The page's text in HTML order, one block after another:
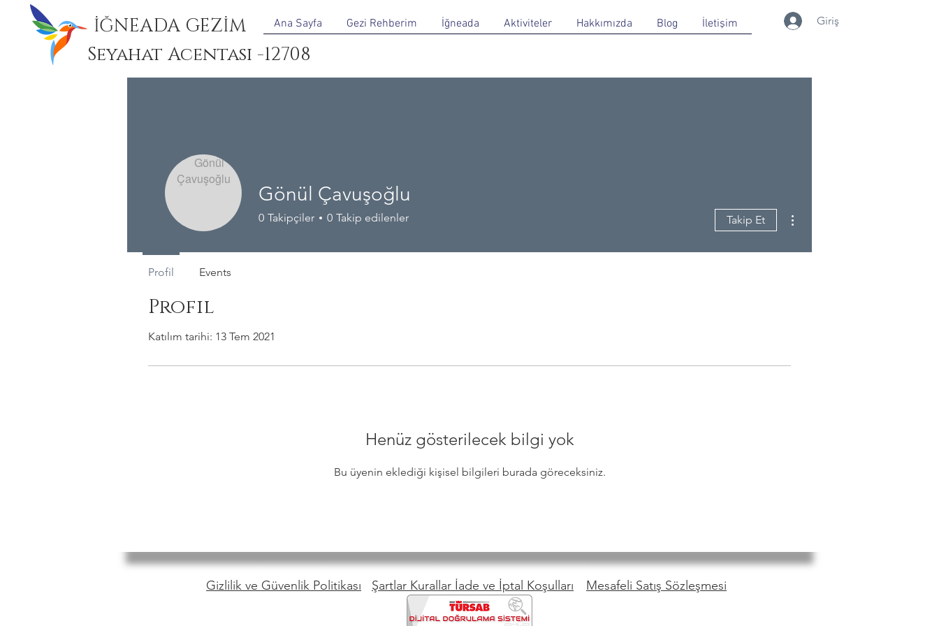
İĞNEADA GEZİM
Seyahat Acentası -12708
Ana Sayfa Gezi Rehberim İğneada Aktiviteler Hakkımızda Blog İletişim Giriş
Profil
Katılım tarihi: 13 Tem 2021
Henüz gösterilecek bilgi yok
Bu üyenin eklediği kişisel bilgileri burada göreceksiniz.
Gönül Çavuşoğlu
0 Takipçiler 0 Takip edilenler Takip Et
Profil Events
Gizlilik ve Güvenlik Politikası Şartlar Kurallar İade ve İptal Koşulları Mesafeli Satış Sözleşmesi